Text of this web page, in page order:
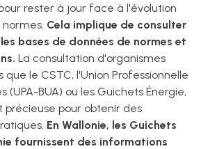
rester à jour face à l'évolution
Cela implique de consulter
bases de données de normes et
La consultation d'organismes
que le CSTC, l'Union Professionnelle
(UPA-BUA) ou les Guichets Énergie,
pour obtenir des
En Wallonie, les Guichets
fournissent des informations